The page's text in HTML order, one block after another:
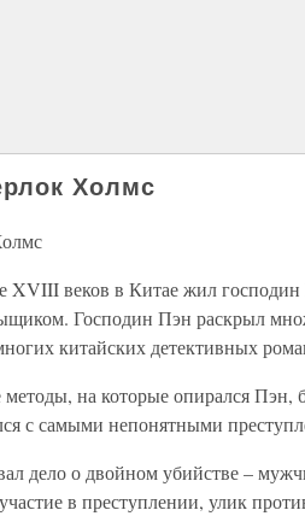
Холмс
XVIII веков в Китае жил господин
Господин Пэн раскрыл
китайских детективных
на которые опирался Пэн,
с самыми непонятными
дело о двойном убийстве –
в преступлении, улик